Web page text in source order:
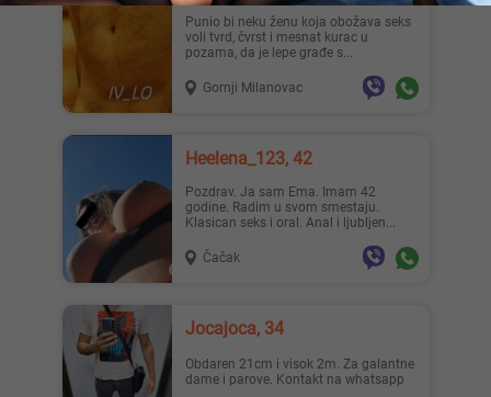
Punio bi neku ženu koja obožava seks
voli tvrd, čvrst i mesnat kurac u
pozama, da je lepe građe s...
Gornji Milanovac
Heelena_123, 42
Pozdrav. Ja sam Ema. Imam 42
godine. Radim u svom smestaju.
Klasican seks i oral. Anal i ljubljen...
Čačak
Jocajoca, 34
Obdaren 21cm i visok 2m. Za galantne
dame i parove. Kontakt na whatsapp